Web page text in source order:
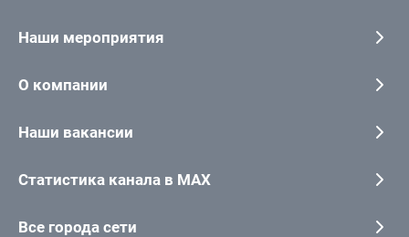
Наши мероприятия
О компании
Наши вакансии
Статистика канала в MAX
Все города сети